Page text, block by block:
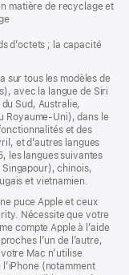
matière de recyclage et
d’octets ; la capacité
sur tous les modèles de
avec la langue de Siri
Sud, Australie,
Royaume-Uni), dans le
et des
et d’autres langues
les langues suivantes
chinois,
et vietnamien.
puce Apple et ceux
Nécessite que votre
compte Apple à l’aide
l’un de l’autre,
Mac n’utilise
(notamment